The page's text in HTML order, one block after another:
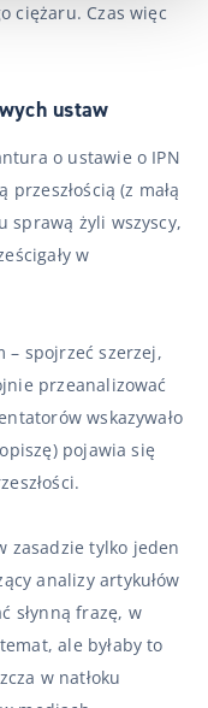
ciężaru. Czas więc
ustaw
o ustawie o IPN
przeszłością (z małą
sprawą żyli wszyscy,
w
– spojrzeć szerzej,
przeanalizować
wskazywało
pojawia się
zasadzie tylko jeden
analizy artykułów
słynną frazę, w
ale byłaby to
w natłoku